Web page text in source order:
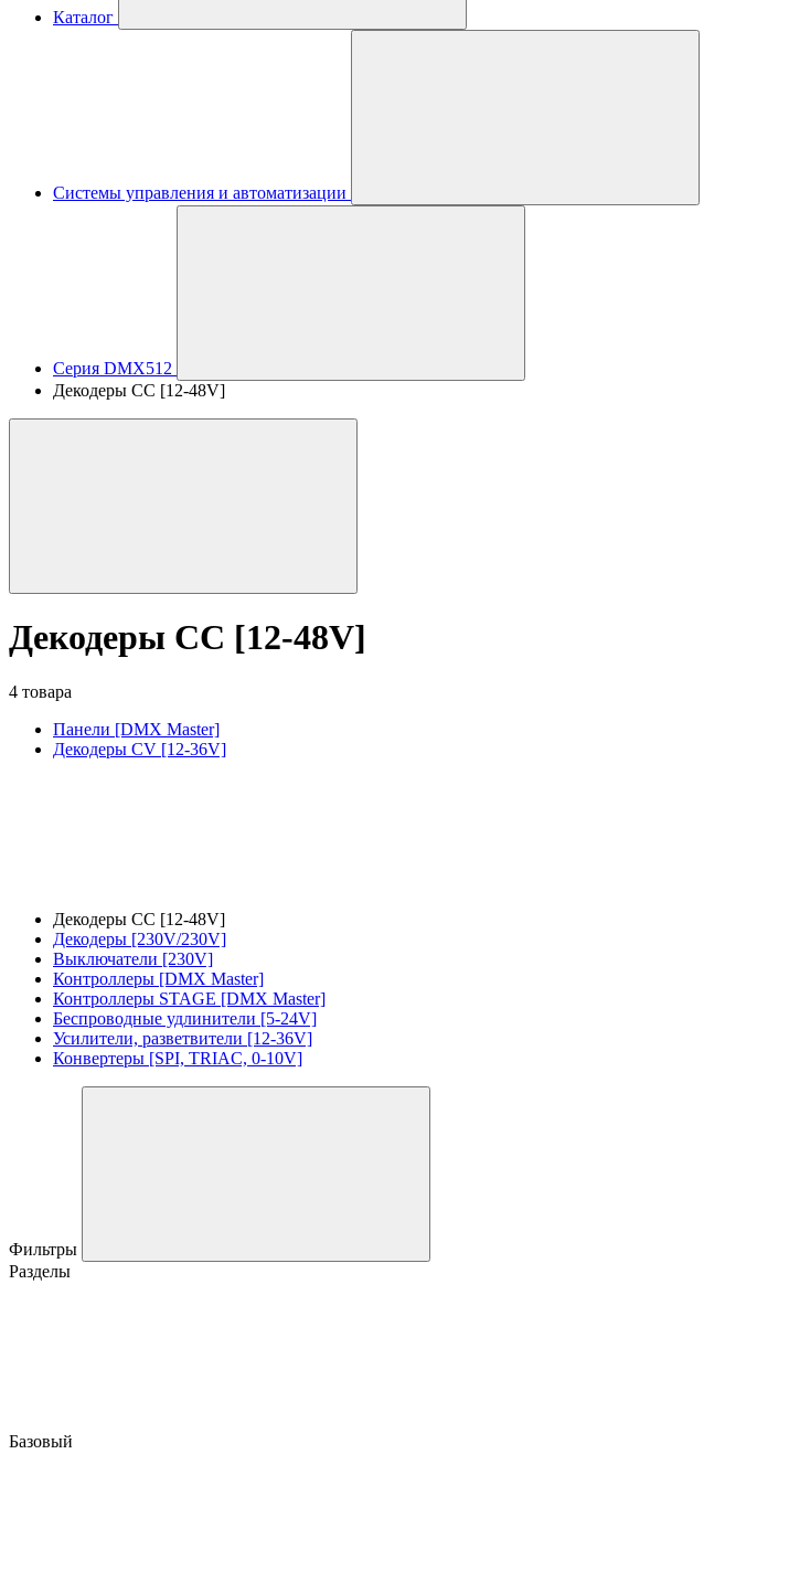
Каталог
Системы управления и автоматизации
Серия DMX512
Декодеры CC [12-48V]
Декодеры CC [12-48V]
4 товара
Панели [DMX Master]
Декодеры CV [12-36V]
Декодеры CC [12-48V]
Декодеры [230V/230V]
Выключатели [230V]
Контроллеры [DMX Master]
Контроллеры STAGE [DMX Master]
Беспроводные удлинители [5-24V]
Усилители, разветвители [12-36V]
Конвертеры [SPI, TRIAC, 0-10V]
Фильтры
Разделы
Базовый